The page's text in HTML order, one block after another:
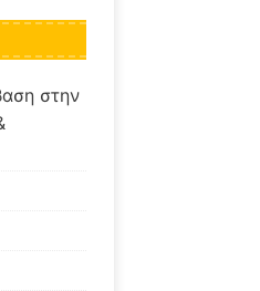
στην